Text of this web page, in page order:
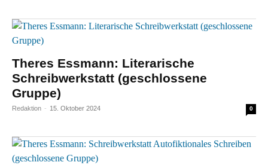
Theres Essmann: Literarische
Schreibwerkstatt (geschlossene
Gruppe)
Redaktion - 15. Oktober 2024 0